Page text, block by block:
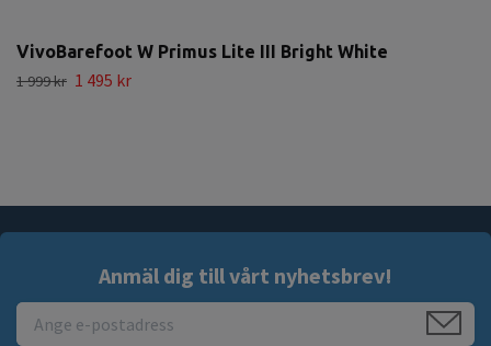
VivoBarefoot W Primus Lite III Bright White
1 999 kr 1 495 kr
Anmäl dig till vårt nyhetsbrev!